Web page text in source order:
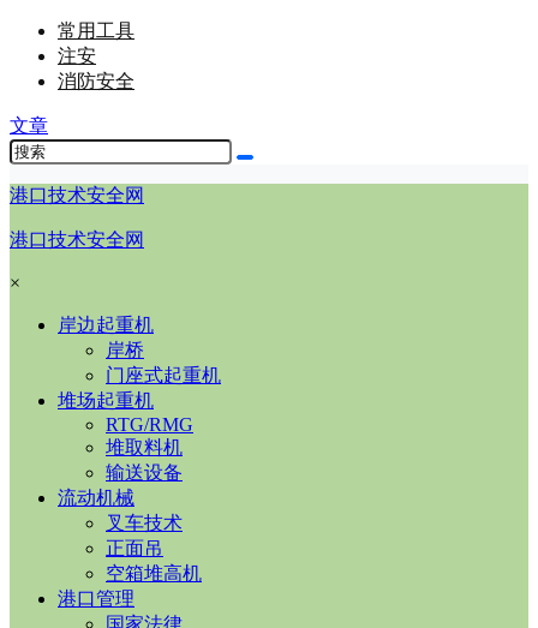
常用工具
注安
消防安全
文章
港口技术安全网
港口技术安全网
×
岸边起重机
岸桥
门座式起重机
堆场起重机
RTG/RMG
堆取料机
输送设备
流动机械
叉车技术
正面吊
空箱堆高机
港口管理
国家法律